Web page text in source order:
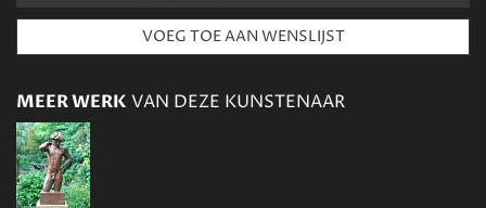
MEER WERK VAN DEZE KUNSTENAAR